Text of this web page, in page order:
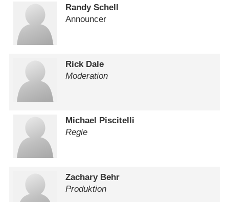
Randy Schell
Announcer
Rick Dale
Moderation
Michael Piscitelli
Regie
Zachary Behr
Produktion